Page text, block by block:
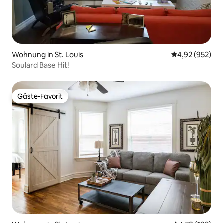
Wohnung in St. Louis
4,92 (952)
Soulard Base Hit!
Gäste-Favorit
Gäste-Favorit